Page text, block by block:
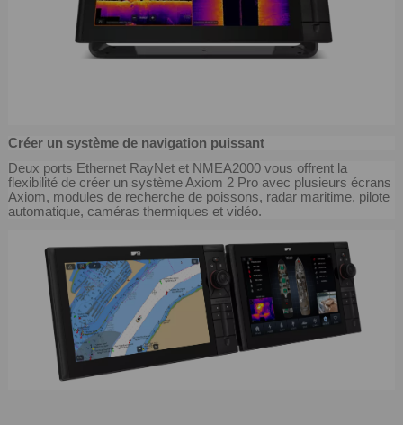
Créer un système de navigation puissant
Deux ports Ethernet RayNet et NMEA2000 vous offrent la
flexibilité de créer un système Axiom 2 Pro avec plusieurs écrans
Axiom, modules de recherche de poissons, radar maritime, pilote
automatique, caméras thermiques et vidéo.